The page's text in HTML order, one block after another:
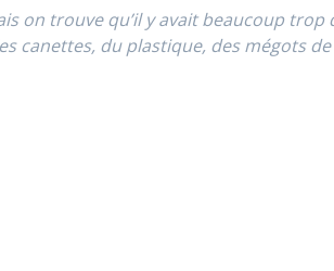
on trouve qu’il y avait beaucoup trop
canettes, du plastique, des mégots de